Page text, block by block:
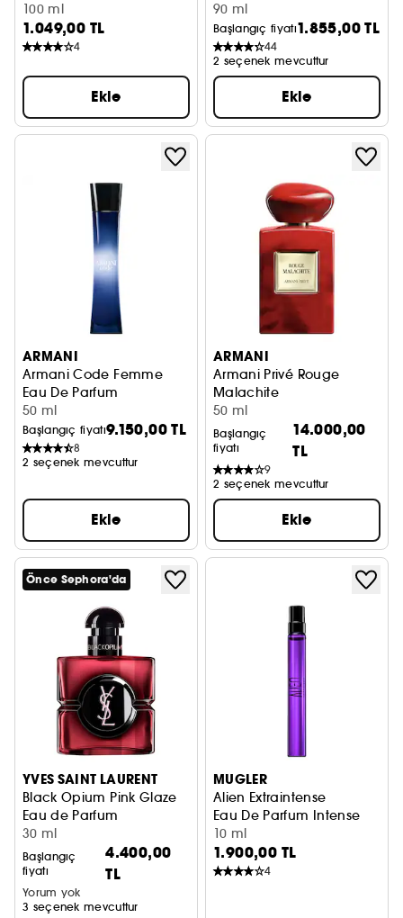
100 ml
1.049,00 TL
4
Ekle
90 ml
Başlangıç fiyatı1.855,00 TL
44
2 seçenek mevcuttur
Ekle
ARMANI
Armani Code Femme
Eau De Parfum
50 ml
Başlangıç fiyatı9.150,00 TL
8
2 seçenek mevcuttur
Ekle
ARMANI
Armani Privé Rouge
Malachite
Eau De Parfüm
50 ml
Başlangıç
fiyatı
14.000,00
TL
9
2 seçenek mevcuttur
Ekle
Önce Sephora'da
YVES SAINT LAURENT
Black Opium Pink Glaze
Eau de Parfum
30 ml
Başlangıç
fiyatı
4.400,00
TL
Yorum yok
3 seçenek mevcuttur
MUGLER
Alien Extraintense
Eau De Parfum Intense
10 ml
1.900,00 TL
4